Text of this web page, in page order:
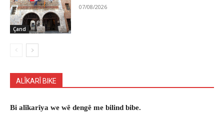
Çand
07/08/2026
ALÎKARÎ BIKE
Bi alîkarîya we wê dengê me bilind bibe.